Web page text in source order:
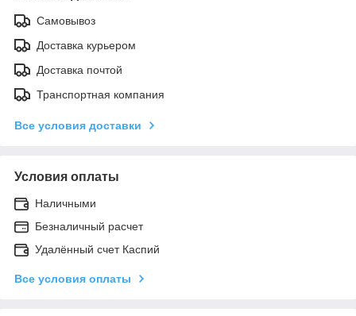
Самовывоз
Доставка курьером
Доставка почтой
Транспортная компания
Все условия доставки
Условия оплаты
Наличными
Безналичный расчет
Удалённый счет Каспий
Все условия оплаты